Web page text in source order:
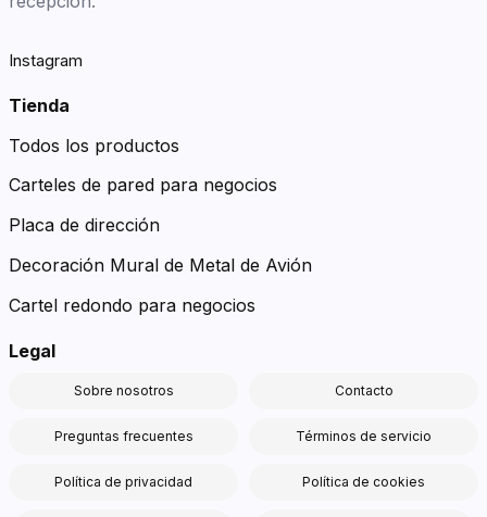
Instagram
Tienda
Todos los productos
Carteles de pared para negocios
Placa de dirección
Decoración Mural de Metal de Avión
Cartel redondo para negocios
Legal
Sobre nosotros Contacto
Preguntas frecuentes Términos de servicio
Política de privacidad Política de cookies